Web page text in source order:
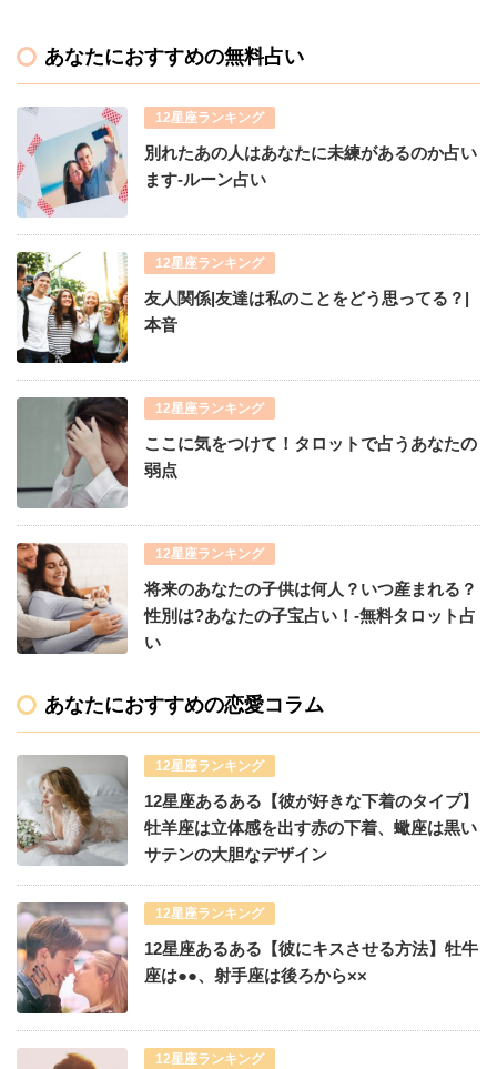
あなたにおすすめの無料占い
12星座ランキング
別れたあの人はあなたに未練があるのか占い
ます-ルーン占い
12星座ランキング
友人関係|友達は私のことをどう思ってる？|
本音
12星座ランキング
ここに気をつけて！タロットで占うあなたの
弱点
12星座ランキング
将来のあなたの子供は何人？いつ産まれる？
性別は?あなたの子宝占い！-無料タロット占
い
あなたにおすすめの恋愛コラム
12星座ランキング
12星座あるある【彼が好きな下着のタイプ】
牡羊座は立体感を出す赤の下着、蠍座は黒い
サテンの大胆なデザイン
12星座ランキング
12星座あるある【彼にキスさせる方法】牡牛
座は●●、射手座は後ろから××
12星座ランキング